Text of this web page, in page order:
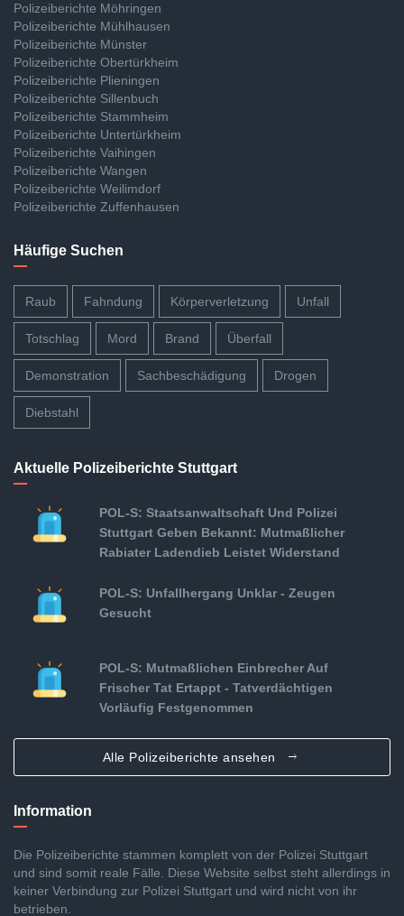
Polizeiberichte Möhringen
Polizeiberichte Mühlhausen
Polizeiberichte Münster
Polizeiberichte Obertürkheim
Polizeiberichte Plieningen
Polizeiberichte Sillenbuch
Polizeiberichte Stammheim
Polizeiberichte Untertürkheim
Polizeiberichte Vaihingen
Polizeiberichte Wangen
Polizeiberichte Weilimdorf
Polizeiberichte Zuffenhausen
Häufige Suchen
Raub Fahndung Körperverletzung Unfall
Totschlag Mord Brand Überfall
Demonstration Sachbeschädigung Drogen
Diebstahl
Aktuelle Polizeiberichte Stuttgart
POL-S: Staatsanwaltschaft Und Polizei
Stuttgart Geben Bekannt: Mutmaßlicher
Rabiater Ladendieb Leistet Widerstand
POL-S: Unfallhergang Unklar - Zeugen
Gesucht
POL-S: Mutmaßlichen Einbrecher Auf
Frischer Tat Ertappt - Tatverdächtigen
Vorläufig Festgenommen
Alle Polizeiberichte ansehen
Information
Die Polizeiberichte stammen komplett von der Polizei Stuttgart
und sind somit reale Fälle. Diese Website selbst steht allerdings in
keiner Verbindung zur Polizei Stuttgart und wird nicht von ihr
betrieben.